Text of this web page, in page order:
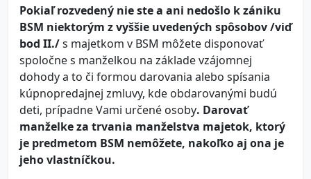
Pokiaľ rozvedený nie ste a ani nedošlo k zániku
BSM niektorým z vyššie uvedených spôsobov /viď
bod II./s majetkom v BSM môžete disponovať
spoločne s manželkou na základe vzájomnej
dohody a to či formou darovania alebo spísania
kúpnopredajnej zmluvy, kde obdarovanými budú
deti, prípadne Vami určené osoby. Darovať
manželke za trvania manželstva majetok, ktorý
je predmetom BSM nemôžete, nakoľko aj ona je
jeho vlastníčkou.